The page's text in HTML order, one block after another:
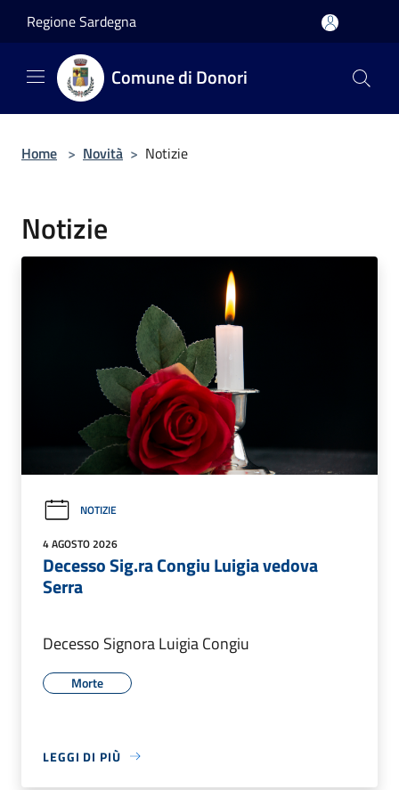
Regione Sardegna
Comune di Donori
Home > Novità > Notizie
Notizie
NOTIZIE
4 AGOSTO 2026
Decesso Sig.ra Congiu Luigia vedova
Serra
Decesso Signora Luigia Congiu
Morte
LEGGI DI PIÙ